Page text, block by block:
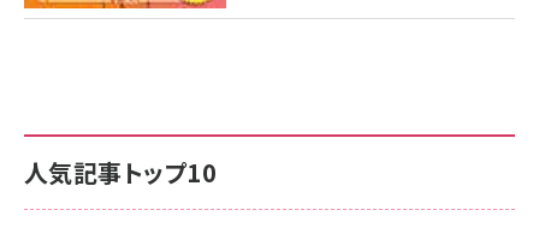
人気記事トップ10